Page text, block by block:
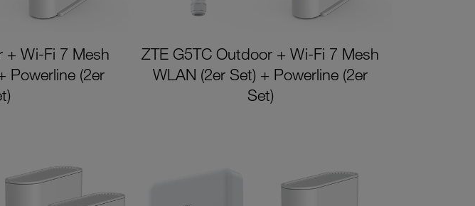
+ Wi-Fi 7 Mesh
Powerline (2er
ZTE G5TC Outdoor + Wi-Fi 7 Mesh
WLAN (2er Set) + Powerline (2er
Set)